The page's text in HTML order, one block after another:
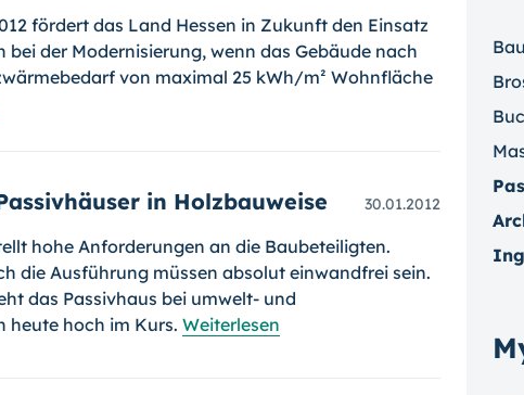
fördert das Land Hessen in Zukunft den Einsatz
der Modernisierung, wenn das Gebäude nach
von maximal 25 kWh/m² Wohnfläche
in Holzbauweise 30.01.2012
hohe Anforderungen an die Baubeteiligten.
die Ausführung müssen absolut einwandfrei sein.
das Passivhaus bei umwelt- und
heute hoch im Kurs. Weiterlesen